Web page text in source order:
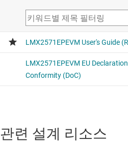
관련 설계 리소스